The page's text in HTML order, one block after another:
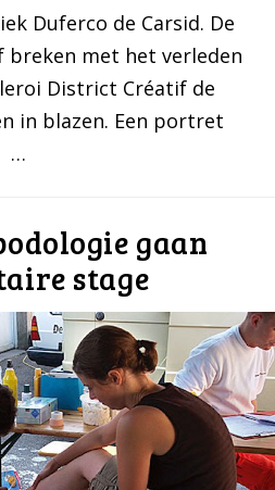
Duferco de Carsid. De
met het verleden
District Créatif de
in blazen. Een portret
…
gaan
stage